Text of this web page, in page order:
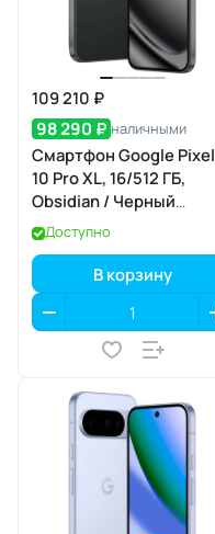
109 210 ₽
98 290 ₽ наличными
Смартфон Google Pixel
10 Pro XL, 16/512 ГБ,
Obsidian / Черный
Обсидиан
Доступно
В корзину